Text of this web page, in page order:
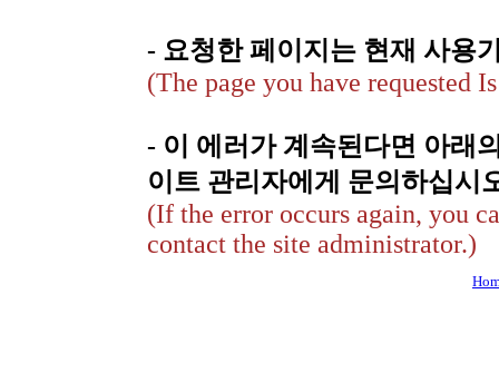
- 요청한 페이지는 현재 사용
(The page you have requested
- 이 에러가 계속된다면 아래
이트 관리자에게 문의하십시
(If the error occurs again, you
contact the site administrator.)